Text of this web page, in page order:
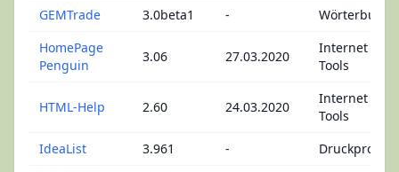
GEMTrade
3.0beta1 -
Wörterbuch
HomePage
Penguin
3.06 27.03.2020
Internet -
Tools
HTML-Help 2.60 24.03.2020
Internet -
Tools
IdeaList
3.961 -